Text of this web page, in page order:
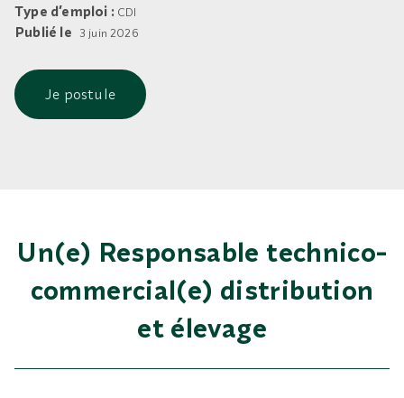
Type d’emploi : CDI
Publié le 3 juin 2026
Je postule
Un(e) Responsable technico-
commercial(e) distribution
et élevage